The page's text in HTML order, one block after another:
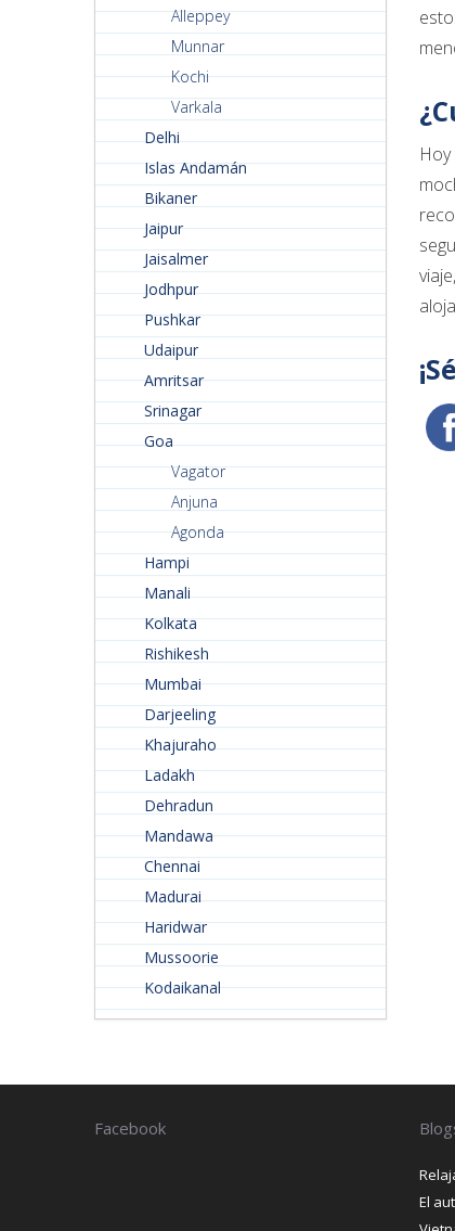
Alleppey
Munnar
Kochi
Varkala
Delhi
Islas Andamán
Bikaner
Jaipur
Jaisalmer
Jodhpur
Pushkar
Udaipur
Amritsar
Srinagar
Goa
Vagator
Anjuna
Agonda
Hampi
Manali
Kolkata
Rishikesh
Mumbai
Darjeeling
Khajuraho
Ladakh
Dehradun
Mandawa
Chennai
Madurai
Haridwar
Mussoorie
Kodaikanal
Facebook
El